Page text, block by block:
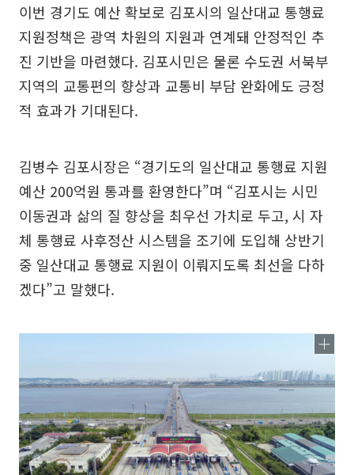
이번 경기도 예산 확보로 김포시의 일산대교 통행료
지원정책은 광역 차원의 지원과 연계돼 안정적인 추
진 기반을 마련했다. 김포시민은 물론 수도권 서북부
지역의 교통편의 향상과 교통비 부담 완화에도 긍정
적 효과가 기대된다.
김병수 김포시장은 “경기도의 일산대교 통행료 지원
예산 200억원 통과를 환영한다”며 “김포시는 시민
이동권과 삶의 질 향상을 최우선 가치로 두고, 시 자
체 통행료 사후정산 시스템을 조기에 도입해 상반기
중 일산대교 통행료 지원이 이뤄지도록 최선을 다하
겠다”고 말했다.